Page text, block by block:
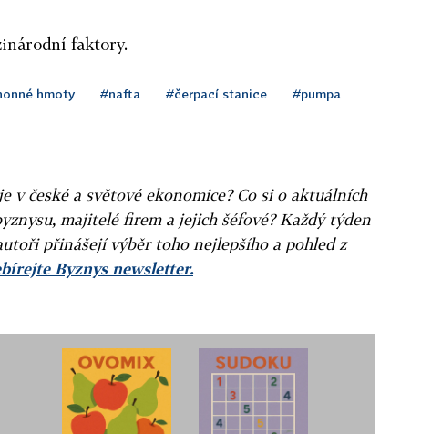
faktory.
hmoty #nafta #čerpací stanice #pumpa
v české a světové ekonomice? Co si o aktuálních
majitelé firem a jejich šéfové? Každý týden
přinášejí výběr toho nejlepšího a pohled z
Byznys newsletter.